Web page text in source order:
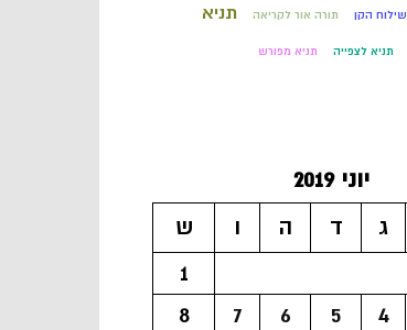
שילוח הקן תורה אור לקריאה תניא
תניא לצפייה תניא מפורש
יוני 2019
ג ד ה ו
ש
1
4
5
6
7
8